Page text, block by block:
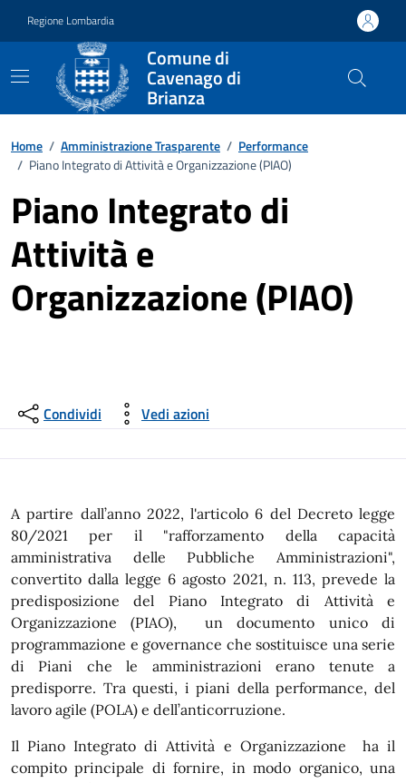
Regione Lombardia
Comune di
Cavenago di
Brianza
Home / Amministrazione Trasparente / Performance
/ Piano Integrato di Attività e Organizzazione (PIAO)
Piano Integrato di
Attività e
Organizzazione (PIAO)
Condividi Vedi azioni
A partire dall’anno 2022, l'articolo 6 del Decreto legge
80/2021 per il "rafforzamento della capacità
amministrativa delle Pubbliche Amministrazioni",
convertito dalla legge 6 agosto 2021, n. 113, prevede la
predisposizione del Piano Integrato di Attività e
Organizzazione (PIAO), un documento unico di
programmazione e governance che sostituisce una serie
di Piani che le amministrazioni erano tenute a
predisporre. Tra questi, i piani della performance, del
lavoro agile (POLA) e dell’anticorruzione.
Il Piano Integrato di Attività e Organizzazione ha il
compito principale di fornire, in modo organico, una